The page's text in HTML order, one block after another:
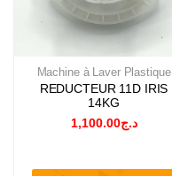
Machine à Laver Plastique
REDUCTEUR 11D IRIS
14KG
د.ج1,100.00